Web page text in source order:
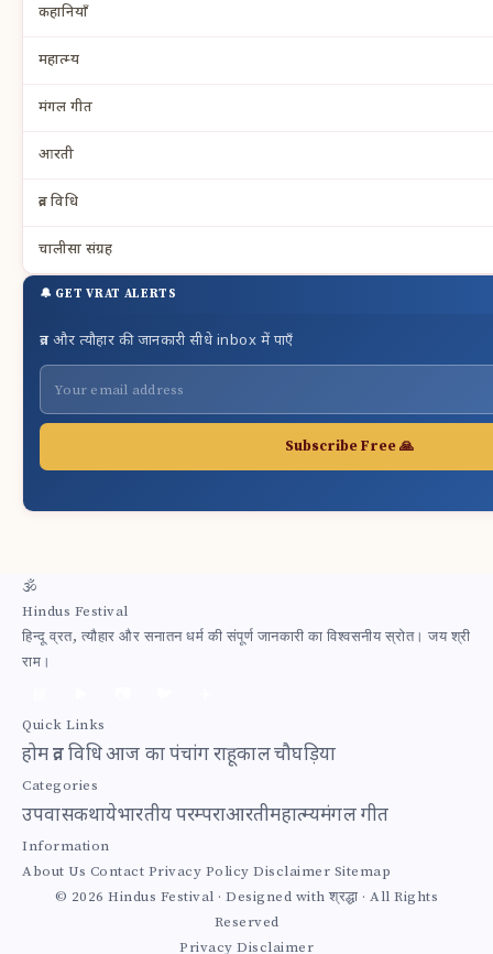
कहानियाँ
महात्म्य
मंगल गीत
आरती
व्रत विधि
चालीसा संग्रह
🔔 GET VRAT ALERTS
व्रत और त्यौहार की जानकारी सीधे inbox में पाएँ
Subscribe Free 🙏
🕉
Hindus Festival
हिन्दू व्रत, त्यौहार और सनातन धर्म की संपूर्ण जानकारी का विश्वसनीय स्रोत। जय श्री
राम।
Quick Links
होमव्रत विधिआज का पंचांगराहूकालचौघड़िया
Categories
उपवासकथायेभारतीय परम्पराआरतीमहात्म्यमंगल गीत
Information
About Us Contact Privacy Policy Disclaimer Sitemap
© 2026 Hindus Festival · Designed with श्रद्धा · All Rights
Reserved
Privacy Disclaimer